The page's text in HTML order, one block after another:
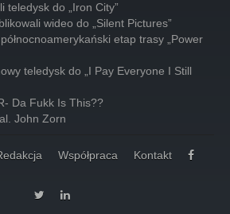
teledysk do „Iron City”
wideo do „Silent Pictures”
etap trasy „Power
teledysk do „I Pay Everyone I Still
Da Fukk Is This??
John Zorn
Współpraca Kontakt